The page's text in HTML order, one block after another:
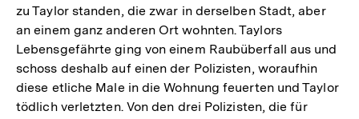
zu Taylor standen, die zwar in derselben Stadt, aber
an einem ganz anderen Ort wohnten. Taylors
Lebensgefährte ging von einem Raubüberfall aus und
schoss deshalb auf einen der Polizisten, woraufhin
diese etliche Male in die Wohnung feuerten und Taylor
tödlich verletzten. Von den drei Polizisten, die für